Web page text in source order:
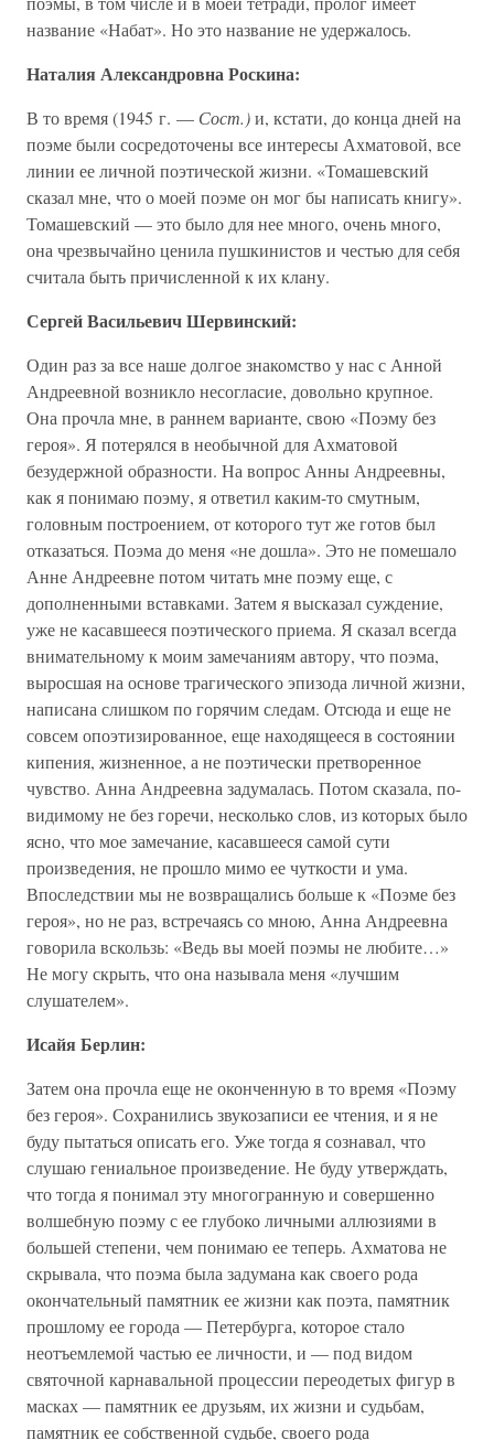
название «Набат». Но это название не удержалось.
Наталия Александровна Роскина:
В то время (1945 г. — Сост.)и, кстати, до конца дней на
поэме были сосредоточены все интересы Ахматовой, все
линии ее личной поэтической жизни. «Томашевский
сказал мне, что о моей поэме он мог бы написать книгу».
Томашевский — это было для нее много, очень много,
она чрезвычайно ценила пушкинистов и честью для себя
считала быть причисленной к их клану.
Сергей Васильевич Шервинский:
Один раз за все наше долгое знакомство у нас с Анной
Андреевной возникло несогласие, довольно крупное.
Она прочла мне, в раннем варианте, свою «Поэму без
героя». Я потерялся в необычной для Ахматовой
безудержной образности. На вопрос Анны Андреевны,
как я понимаю поэму, я ответил каким-то смутным,
головным построением, от которого тут же готов был
отказаться. Поэма до меня «не дошла». Это не помешало
Анне Андреевне потом читать мне поэму еще, с
дополненными вставками. Затем я высказал суждение,
уже не касавшееся поэтического приема. Я сказал всегда
внимательному к моим замечаниям автору, что поэма,
выросшая на основе трагического эпизода личной жизни,
написана слишком по горячим следам. Отсюда и еще не
совсем опоэтизированное, еще находящееся в состоянии
кипения, жизненное, а не поэтически претворенное
чувство. Анна Андреевна задумалась. Потом сказала, по-
видимому не без горечи, несколько слов, из которых было
ясно, что мое замечание, касавшееся самой сути
произведения, не прошло мимо ее чуткости и ума.
Впоследствии мы не возвращались больше к «Поэме без
героя», но не раз, встречаясь со мною, Анна Андреевна
говорила вскользь: «Ведь вы моей поэмы не любите…»
Не могу скрыть, что она называла меня «лучшим
слушателем».
Исайя Берлин:
Затем она прочла еще не оконченную в то время «Поэму
без героя». Сохранились звукозаписи ее чтения, и я не
буду пытаться описать его. Уже тогда я сознавал, что
слушаю гениальное произведение. Не буду утверждать,
что тогда я понимал эту многогранную и совершенно
волшебную поэму с ее глубоко личными аллюзиями в
большей степени, чем понимаю ее теперь. Ахматова не
скрывала, что поэма была задумана как своего рода
окончательный памятник ее жизни как поэта, памятник
прошлому ее города — Петербурга, которое стало
неотъемлемой частью ее личности, и — под видом
святочной карнавальной процессии переодетых фигур в
масках — памятник ее друзьям, их жизни и судьбам,
памятник ее собственной судьбе, своего рода